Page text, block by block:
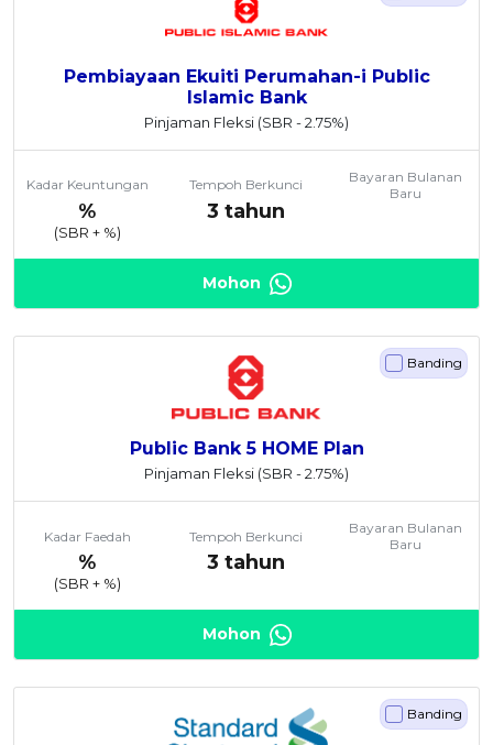
Pembiayaan Ekuiti Perumahan-i Public
Islamic Bank
Pinjaman Fleksi (SBR - 2.75%)
Kadar Keuntungan
%
(SBR + %)
Tempoh Berkunci
3 tahun
Bayaran Bulanan
Baru
Mohon
Public Bank 5 HOME Plan
Pinjaman Fleksi (SBR - 2.75%)
Kadar Faedah
%
(SBR + %)
Tempoh Berkunci
3 tahun
Bayaran Bulanan
Baru
Banding
Mohon
Banding